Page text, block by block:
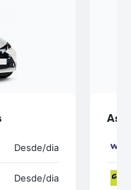
Desde/dia
Desde/dia
As